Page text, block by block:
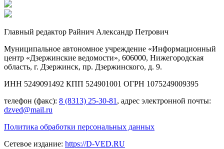
Главный редактор Райнич Александр Петрович
Муниципальное автономное учреждение «Информационный
центр «Дзержинские ведомости», 606000, Нижегородская
область, г. Дзержинск, пр. Дзержинского, д. 9.
ИНН 5249091492 КПП 524901001 ОГРН 1075249009395
телефон (факс): 8 (8313) 25-30-81 , адрес электронной почты:
dzved@mail.ru
Политика обработки персональных данных
Сетевое издание: https://D-VED.RU